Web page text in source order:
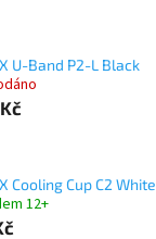
U-Band P2-L Black
Cooling Cup C2 White
12+